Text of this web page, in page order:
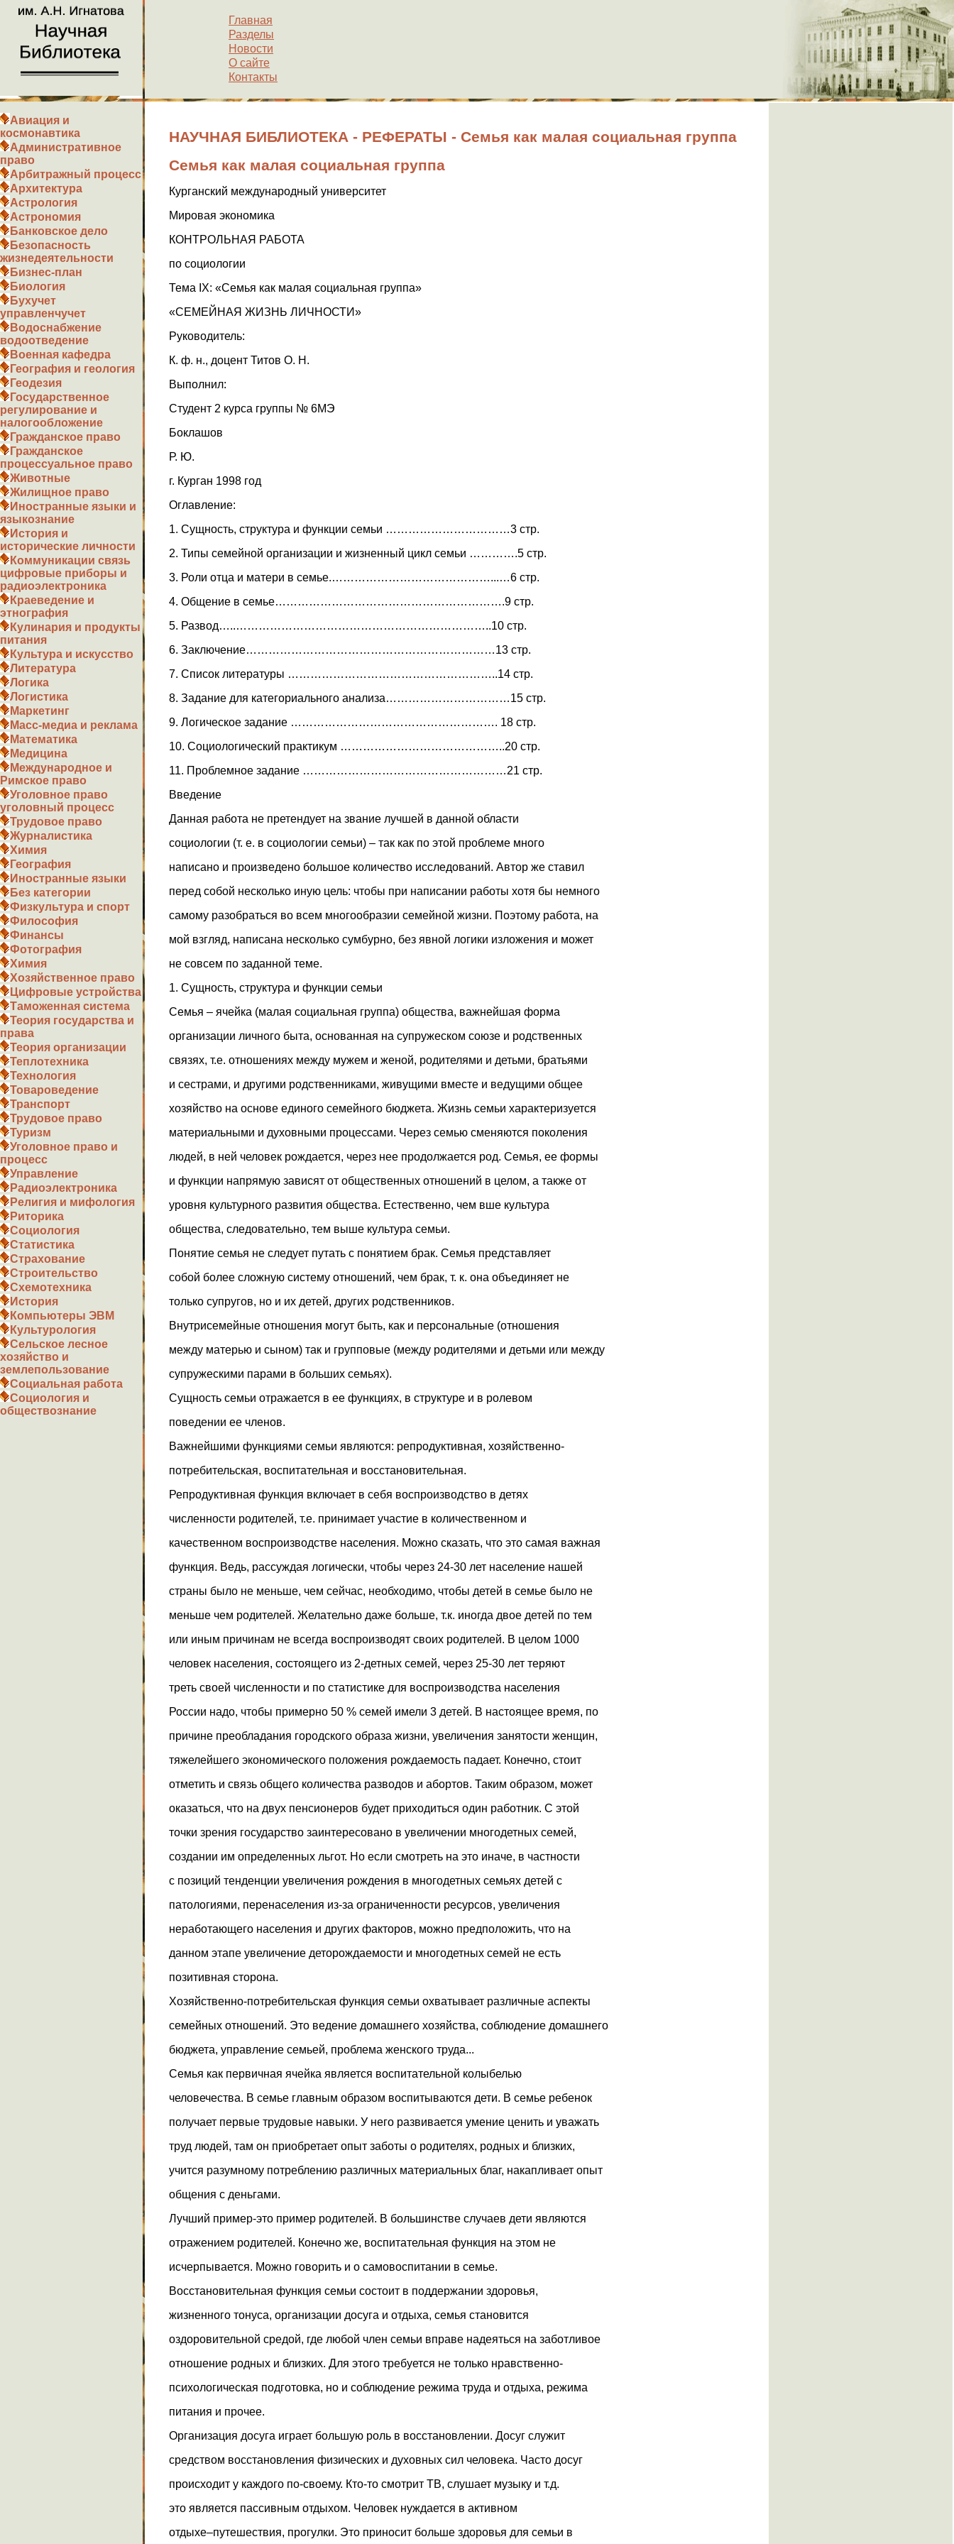
Главная
Разделы
Новости
О сайте
Контакты
Авиация и
космонавтика
Административное
право
Арбитражный процесс
Архитектура
Астрология
Астрономия
Банковское дело
Безопасность
жизнедеятельности
Бизнес-план
Биология
Бухучет
управленчучет
Водоснабжение
водоотведение
Военная кафедра
География и геология
Геодезия
Государственное
регулирование и
налогообложение
Гражданское право
Гражданское
процессуальное право
Животные
Жилищное право
Иностранные языки и
языкознание
История и
исторические личности
Коммуникации связь
цифровые приборы и
радиоэлектроника
Краеведение и
этнография
Кулинария и продукты
питания
Культура и искусство
Литература
Логика
Логистика
Маркетинг
Масс-медиа и реклама
Математика
Медицина
Международное и
Римское право
Уголовное право
уголовный процесс
Трудовое право
Журналистика
Химия
География
Иностранные языки
Без категории
Физкультура и спорт
Философия
Финансы
Фотография
Химия
Хозяйственное право
Цифровые устройства
Таможенная система
Теория государства и
права
Теория организации
Теплотехника
Технология
Товароведение
Транспорт
Трудовое право
Туризм
Уголовное право и
процесс
Управление
Радиоэлектроника
Религия и мифология
Риторика
Социология
Статистика
Страхование
Строительство
Схемотехника
История
Компьютеры ЭВМ
Культурология
Сельское лесное
хозяйство и
землепользование
Социальная работа
Социология и
обществознание
НАУЧНАЯ БИБЛИОТЕКА - РЕФЕРАТЫ - Семья как малая социальная группа
Семья как малая социальная группа
Курганский международный университет
Мировая экономика
КОНТРОЛЬНАЯ РАБОТА
по социологии
Тема IX: «Семья как малая социальная группа»
«СЕМЕЙНАЯ ЖИЗНЬ ЛИЧНОСТИ»
Руководитель:
К. ф. н., доцент Титов О. Н.
Выполнил:
Студент 2 курса группы № 6МЭ
Боклашов
Р. Ю.
г. Курган 1998 год
Оглавление:
1. Сущность, структура и функции семьи ……………………………3 стр.
2. Типы семейной организации и жизненный цикл семьи ………….5 стр.
3. Роли отца и матери в семье.……………………………………...…6 стр.
4. Общение в семье…………………………………………………….9 стр.
5. Развод…..…………………………………………………………..10 стр.
6. Заключение…………………………………………………………13 стр.
7. Список литературы ………………………………………………..14 стр.
8. Задание для категориального анализа……………………………15 стр.
9. Логическое задание ………………………………………………. 18 стр.
10. Социологический практикум ……………………………………..20 стр.
11. Проблемное задание ………………………………………………21 стр.
Введение
Данная работа не претендует на звание лучшей в данной области
социологии (т. е. в социологии семьи) – так как по этой проблеме много
написано и произведено большое количество исследований. Автор же ставил
перед собой несколько иную цель: чтобы при написании работы хотя бы немного
самому разобраться во всем многообразии семейной жизни. Поэтому работа, на
мой взгляд, написана несколько сумбурно, без явной логики изложения и может
не совсем по заданной теме.
1. Сущность, структура и функции семьи
Семья – ячейка (малая социальная группа) общества, важнейшая форма
организации личного быта, основанная на супружеском союзе и родственных
связях, т.е. отношениях между мужем и женой, родителями и детьми, братьями
и сестрами, и другими родственниками, живущими вместе и ведущими общее
хозяйство на основе единого семейного бюджета. Жизнь семьи характеризуется
материальными и духовными процессами. Через семью сменяются поколения
людей, в ней человек рождается, через нее продолжается род. Семья, ее формы
и функции напрямую зависят от общественных отношений в целом, а также от
уровня культурного развития общества. Естественно, чем вше культура
общества, следовательно, тем выше культура семьи.
Понятие семья не следует путать с понятием брак. Семья представляет
собой более сложную систему отношений, чем брак, т. к. она объединяет не
только супругов, но и их детей, других родственников.
Внутрисемейные отношения могут быть, как и персональные (отношения
между матерью и сыном) так и групповые (между родителями и детьми или между
супружескими парами в больших семьях).
Сущность семьи отражается в ее функциях, в структуре и в ролевом
поведении ее членов.
Важнейшими функциями семьи являются: репродуктивная, хозяйственно-
потребительская, воспитательная и восстановительная.
Репродуктивная функция включает в себя воспроизводство в детях
численности родителей, т.е. принимает участие в количественном и
качественном воспроизводстве населения. Можно сказать, что это самая важная
функция. Ведь, рассуждая логически, чтобы через 24-30 лет население нашей
страны было не меньше, чем сейчас, необходимо, чтобы детей в семье было не
меньше чем родителей. Желательно даже больше, т.к. иногда двое детей по тем
или иным причинам не всегда воспроизводят своих родителей. В целом 1000
человек населения, состоящего из 2-детных семей, через 25-30 лет теряют
треть своей численности и по статистике для воспроизводства населения
России надо, чтобы примерно 50 % семей имели 3 детей. В настоящее время, по
причине преобладания городского образа жизни, увеличения занятости женщин,
тяжелейшего экономического положения рождаемость падает. Конечно, стоит
отметить и связь общего количества разводов и абортов. Таким образом, может
оказаться, что на двух пенсионеров будет приходиться один работник. С этой
точки зрения государство заинтересовано в увеличении многодетных семей,
создании им определенных льгот. Но если смотреть на это иначе, в частности
с позиций тенденции увеличения рождения в многодетных семьях детей с
патологиями, перенаселения из-за ограниченности ресурсов, увеличения
неработающего населения и других факторов, можно предположить, что на
данном этапе увеличение деторождаемости и многодетных семей не есть
позитивная сторона.
Хозяйственно-потребительская функция семьи охватывает различные аспекты
семейных отношений. Это ведение домашнего хозяйства, соблюдение домашнего
бюджета, управление семьей, проблема женского труда...
Семья как первичная ячейка является воспитательной колыбелью
человечества. В семье главным образом воспитываются дети. В семье ребенок
получает первые трудовые навыки. У него развивается умение ценить и уважать
труд людей, там он приобретает опыт заботы о родителях, родных и близких,
учится разумному потреблению различных материальных благ, накапливает опыт
общения с деньгами.
Лучший пример-это пример родителей. В большинстве случаев дети являются
отражением родителей. Конечно же, воспитательная функция на этом не
исчерпывается. Можно говорить и о самовоспитании в семье.
Восстановительная функция семьи состоит в поддержании здоровья,
жизненного тонуса, организации досуга и отдыха, семья становится
оздоровительной средой, где любой член семьи вправе надеяться на заботливое
отношение родных и близких. Для этого требуется не только нравственно-
психологическая подготовка, но и соблюдение режима труда и отдыха, режима
питания и прочее.
Организация досуга играет большую роль в восстановлении. Досуг служит
средством восстановления физических и духовных сил человека. Часто досуг
происходит у каждого по-своему. Кто-то смотрит ТВ, слушает музыку и т.д.
это является пассивным отдыхом. Человек нуждается в активном
отдыхе–путешествия, прогулки. Это приносит больше здоровья для семьи в